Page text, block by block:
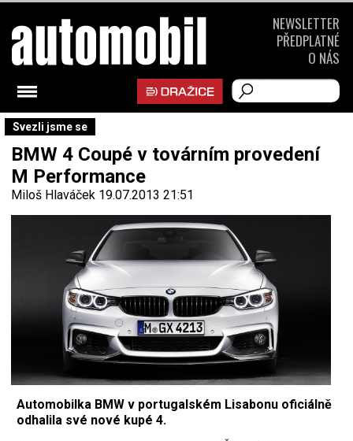
Svezli jsme se
BMW 4 Coupé v továrním provedení
M Performance
Miloš Hlaváček 19.07.2013 21:51
Automobilka BMW v portugalském Lisabonu oficiálně
odhalila své nové kupé 4.
NEWSLETTER
PŘEDPLATNÉ
O NÁS